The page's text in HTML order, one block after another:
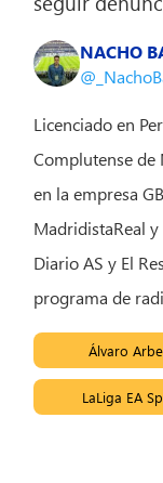
NACHO
Licenciado en
Complutense
en la empresa
MadridistaReal
Diario AS y El
programa de
Álvaro
LaLiga EA